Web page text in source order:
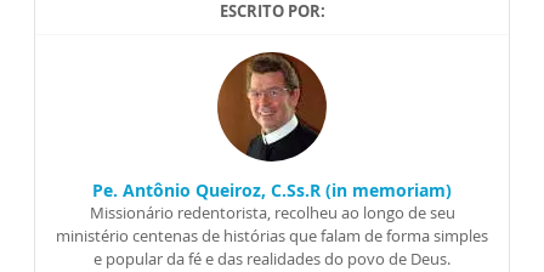
ESCRITO POR:
Pe. Antônio Queiroz, C.Ss.R (in memoriam)
Missionário redentorista, recolheu ao longo de seu
ministério centenas de histórias que falam de forma simples
e popular da fé e das realidades do povo de Deus.